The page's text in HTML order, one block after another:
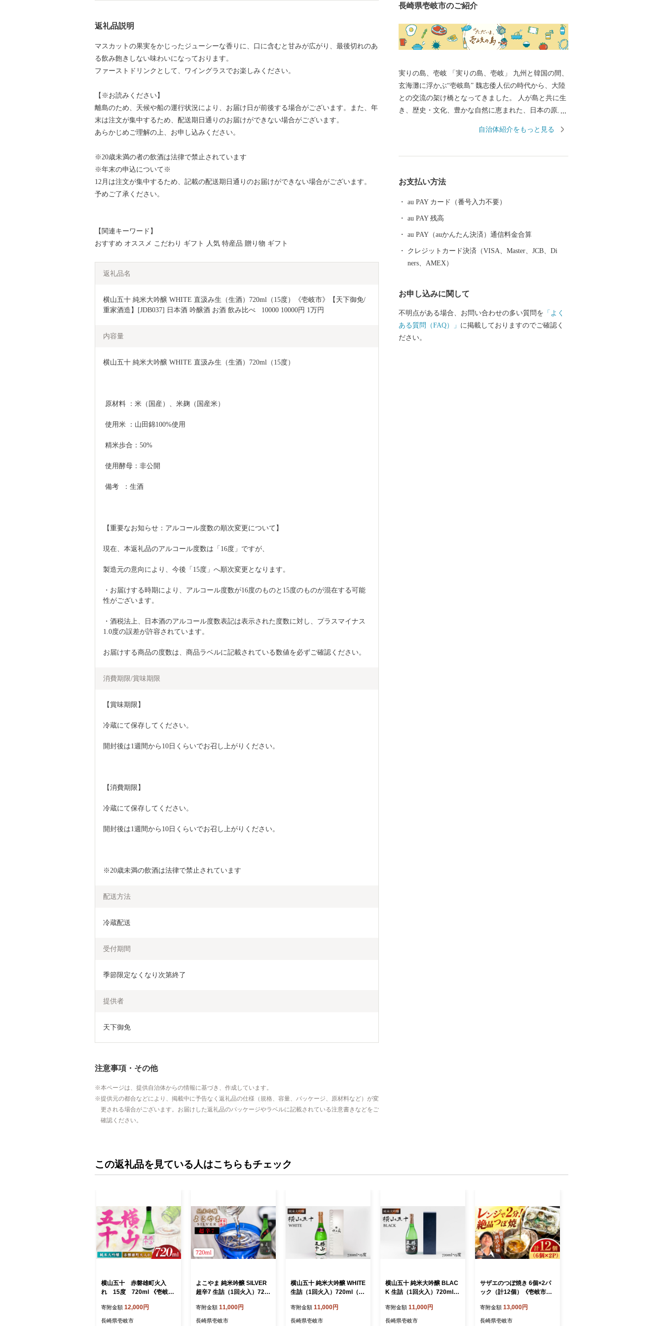
返礼品説明
マスカットの果実をかじったジューシーな香りに、口に含むと甘みが広がり、最後切れのあ
る飲み飽きしない味わいになっております。
ファーストドリンクとして、ワイングラスでお楽しみください。
【※お読みください】
離島のため、天候や船の運行状況により、お届け日が前後する場合がございます。また、年
末は注文が集中するため、配送期日通りのお届けができない場合がございます。
あらかじめご理解の上、お申し込みください。
※20歳未満の者の飲酒は法律で禁止されています
※年末の申込について※
12月は注文が集中するため、記載の配送期日通りのお届けができない場合がございます。
予めご了承ください。
【関連キーワード】
おすすめ オススメ こだわり ギフト 人気 特産品 贈り物 ギフト
返礼品名
横山五十 純米大吟醸 WHITE 直汲み生（生酒）720ml（15度）《壱岐市》【天下御免/
重家酒造】[JDB037] 日本酒 吟醸酒 お酒 飲み比べ   10000 10000円 1万円
内容量
横山五十 純米大吟醸 WHITE 直汲み生（生酒）720ml（15度）
原材料 ：米（国産）、米麹（国産米）
使用米 ：山田錦100%使用
精米歩合：50%
使用酵母：非公開
備考  ：生酒
【重要なお知らせ：アルコール度数の順次変更について】
現在、本返礼品のアルコール度数は「16度」ですが、
製造元の意向により、今後「15度」へ順次変更となります。
・お届けする時期により、アルコール度数が16度のものと15度のものが混在する可能
性がございます。
・酒税法上、日本酒のアルコール度数表記は表示された度数に対し、プラスマイナス
1.0度の誤差が許容されています。
お届けする商品の度数は、商品ラベルに記載されている数値を必ずご確認ください。
消費期限/賞味期限
【賞味期限】
冷蔵にて保存してください。
開封後は1週間から10日くらいでお召し上がりください。
【消費期限】
冷蔵にて保存してください。
開封後は1週間から10日くらいでお召し上がりください。
※20歳未満の飲酒は法律で禁止されています
配送方法
冷蔵配送
受付期間
季節限定なくなり次第終了
提供者
天下御免
注意事項・その他
本ページは、提供自治体からの情報に基づき、作成しています。
提供元の都合などにより、掲載中に予告なく返礼品の仕様（規格、容量、パッケージ、原材料など）が変
更される場合がございます。お届けした返礼品のパッケージやラベルに記載されている注意書きなどをご
確認ください。
長崎県壱岐市のご紹介
実りの島、壱岐 「実りの島、壱岐」 九州と韓国の間、
玄海灘に浮かぶ“壱岐島” 魏志倭人伝の時代から、大陸
との交流の架け橋となってきました。 人が島と共に生
き、歴史・文化、豊かな自然に恵まれた、日本の原風
関）から地理的表示認定を受けた「壱岐焼酎」。 壱岐
リーンの海。 住む人に、訪れる人に様々な“実り”をも
自治体紹介をもっと見る
お支払い方法
au PAY カード（番号入力不要）
au PAY 残高
au PAY（auかんたん決済）通信料金合算
クレジットカード決済（VISA、Master、JCB、Di
ners、AMEX）
お申し込みに関して
不明点がある場合、お問い合わせの多い質問を 「よく
ある質問（FAQ）」 に掲載しておりますのでご確認く
ださい。
この返礼品を見ている人はこちらもチェック
横山五十 赤磐雄町火入
れ 15度 720ml 《壱岐
1]
寄附金額 12,000円
長崎県壱岐市
よこやま 純米吟醸 SILVER
超辛7 生詰（1回火入）720
下御免/重家酒造】[JDB06
8] 酒 お酒 日本酒 吟醸 吟醸
寄附金額 11,000円
長崎県壱岐市
横山五十 純米大吟醸 WHITE
生詰（1回火入）720ml（15
重家酒造】[JCG115] 純米大
吟醸酒 日本酒 酒 お酒 吟醸
寄附金額 11,000円
長崎県壱岐市
横山五十 純米大吟醸 BLAC
K 生詰（1回火入）720ml
グチ/重家酒造】[JCG011]
日本酒 大吟醸 酒 お酒 ギフ
寄附金額 11,000円
長崎県壱岐市
サザエのつぼ焼き 6個×2パ
ック（計12個）《壱岐市》
ざえ サザエ 栄螺 つぼ焼き
BBQ おつまみ つまみ 海鮮
寄附金額 13,000円
長崎県壱岐市